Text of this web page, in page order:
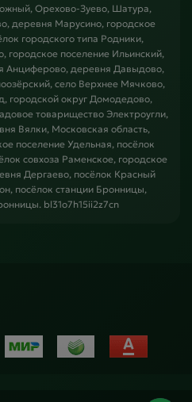
Орехово-Зуево, Шатура,
деревня Марусино, городское
городского типа Родники,
городское поселение Ильинский,
Анциферово, деревня Давыдово,
село Верхнее Мячково,
городской округ Домодедово,
товарищество Электроугли,
Вялки, Московская область,
поселение Удельная, посёлок
совхоза Раменское, городское
Дергаево, посёлок Красный
посёлок станции Бронницы,
bl31o7h15ii2z7cn